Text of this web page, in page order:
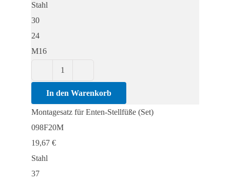
Stahl
30
24
M16
für
Enten-
In den Warenkorb
Montagesatz für Enten-Stellfüße (Set)
098F20M
19,67 €
Stahl
37